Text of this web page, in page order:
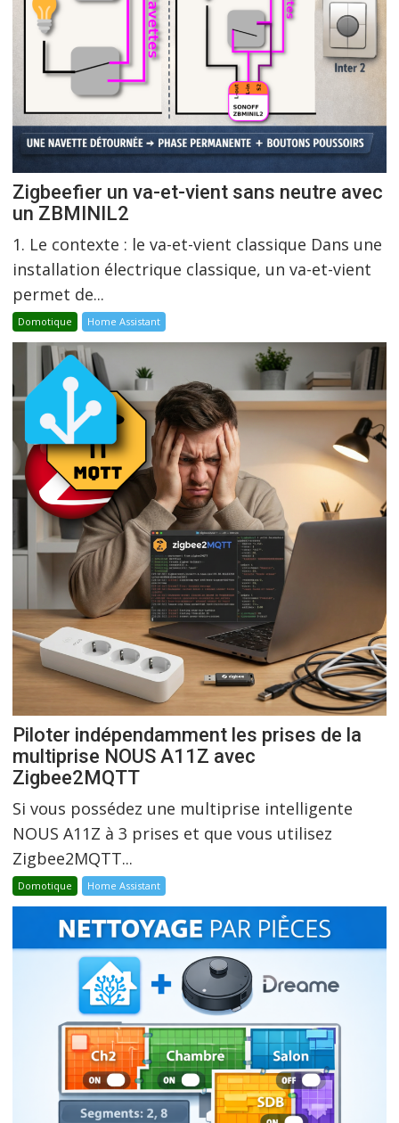
Zigbeefier un va-et-vient sans neutre avec
un ZBMINIL2
1. Le contexte : le va-et-vient classique Dans une
installation électrique classique, un va-et-vient
permet de...
Domotique Home Assistant
Piloter indépendamment les prises de la
multiprise NOUS A11Z avec
Zigbee2MQTT
Si vous possédez une multiprise intelligente
NOUS A11Z à 3 prises et que vous utilisez
Zigbee2MQTT...
Domotique Home Assistant